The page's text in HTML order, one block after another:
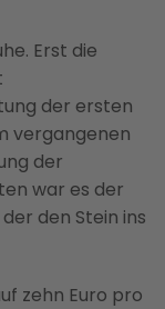
Erst die
der ersten
vergangenen
der
war es der
den Stein ins
zehn Euro pro